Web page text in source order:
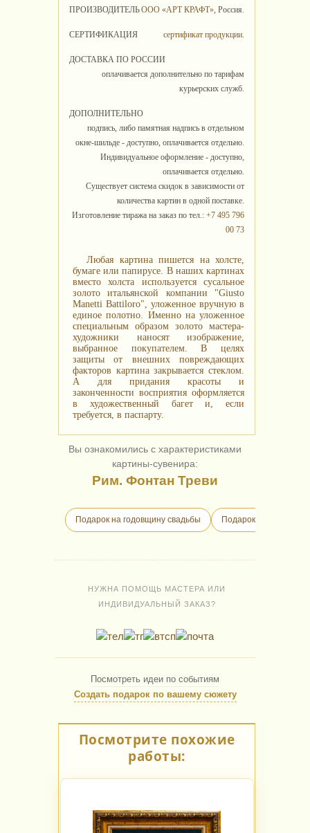
ПРОИЗВОДИТЕЛЬООО «АРТ КРАФТ», Россия.
СЕРТИФИКАЦИЯ сертификат продукции.
ДОСТАВКА ПО РОССИИ
оплачивается дополнительно по тарифам
курьерских служб.
ДОПОЛНИТЕЛЬНО
подпись, либо памятная надпись в отдельном
окне-шильде - доступно, оплачивается отдельно.
Индивидуальное оформление - доступно,
оплачивается отдельно.
Существует система скидок в зависимости от
количества картин в одной поставке.
Изготовление тиража на заказ по тел.: +7 495 796
00 73
Любая картина пишется на холсте,
бумаге или папирусе. В наших картинах
вместо холста используется сусальное
золото итальянской компании "Giusto
Manetti Battiloro", уложенное вручную в
единое полотно. Именно на уложенное
специальным образом золото мастера-
художники наносят изображение,
выбранное покупателем. В целях
защиты от внешних повреждающих
факторов картина закрывается стеклом.
А для придания красоты и
законченности восприятия оформляется
в художественный багет и, если
требуется, в паспарту.
Вы ознакомились с характеристиками
картины-сувенира:
Рим. Фонтан Треви
Подарок на годовщину свадьбы Подарок на
НУЖНА ПОМОЩЬ МАСТЕРА ИЛИ
ИНДИВИДУАЛЬНЫЙ ЗАКАЗ?
Посмотреть идеи по событиям
Создать подарок по вашему сюжету
Посмотрите похожие
работы: